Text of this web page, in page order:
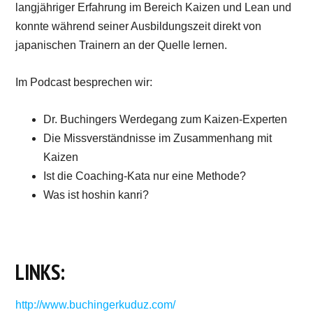
langjähriger Erfahrung im Bereich Kaizen und Lean und
konnte während seiner Ausbildungszeit direkt von
japanischen Trainern an der Quelle lernen.
Im Podcast besprechen wir:
Dr. Buchingers Werdegang zum Kaizen-Experten
Die Missverständnisse im Zusammenhang mit
Kaizen
Ist die Coaching-Kata nur eine Methode?
Was ist hoshin kanri?
LINKS:
http://www.buchingerkuduz.com/